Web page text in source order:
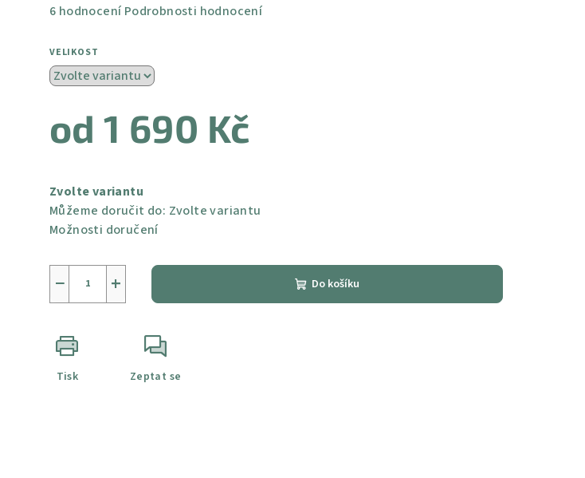
Průměrné
produktu
je
4,5
5
hvězdiček.
6 hodnocení Podrobnosti hodnocení
VELIKOST
od1 690 Kč
cena:
Zvolte variantu
Můžeme doručit do: Zvolte variantu
Možnosti doručení
+
− Do košíku
Tisk Zeptat se